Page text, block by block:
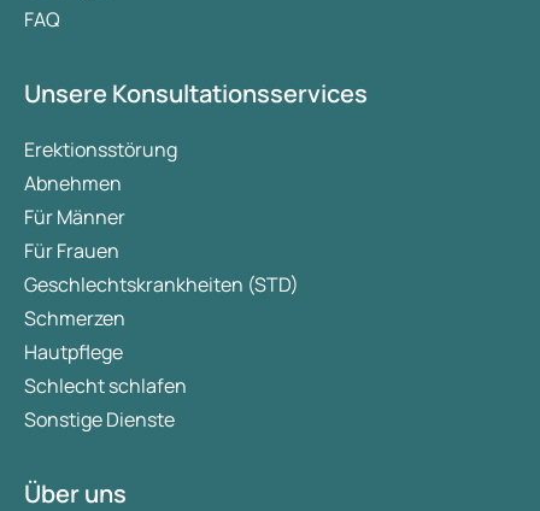
FAQ
Unsere Konsultationsservices
Erektionsstörung
Abnehmen
Für Männer
Für Frauen
Geschlechtskrankheiten (STD)
Schmerzen
Hautpflege
Schlecht schlafen
Sonstige Dienste
Über uns